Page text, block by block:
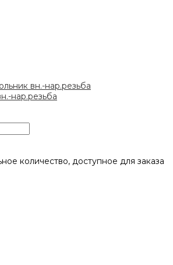
нар.резьба
количество, доступное для заказа